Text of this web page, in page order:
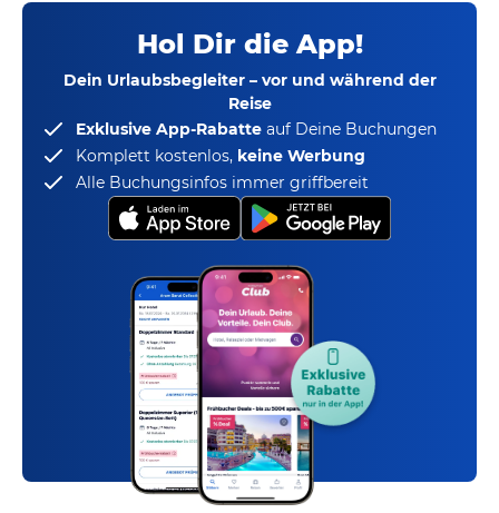
Hol Dir die App!
Dein Urlaubsbegleiter – vor und während der
Reise
Exklusive App-Rabatte auf Deine Buchungen
Komplett kostenlos, keine Werbung
Alle Buchungsinfos immer griffbereit